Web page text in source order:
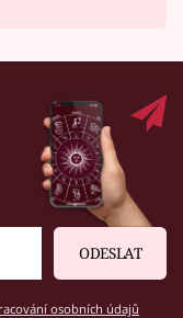
ODESLAT
osobních údajů